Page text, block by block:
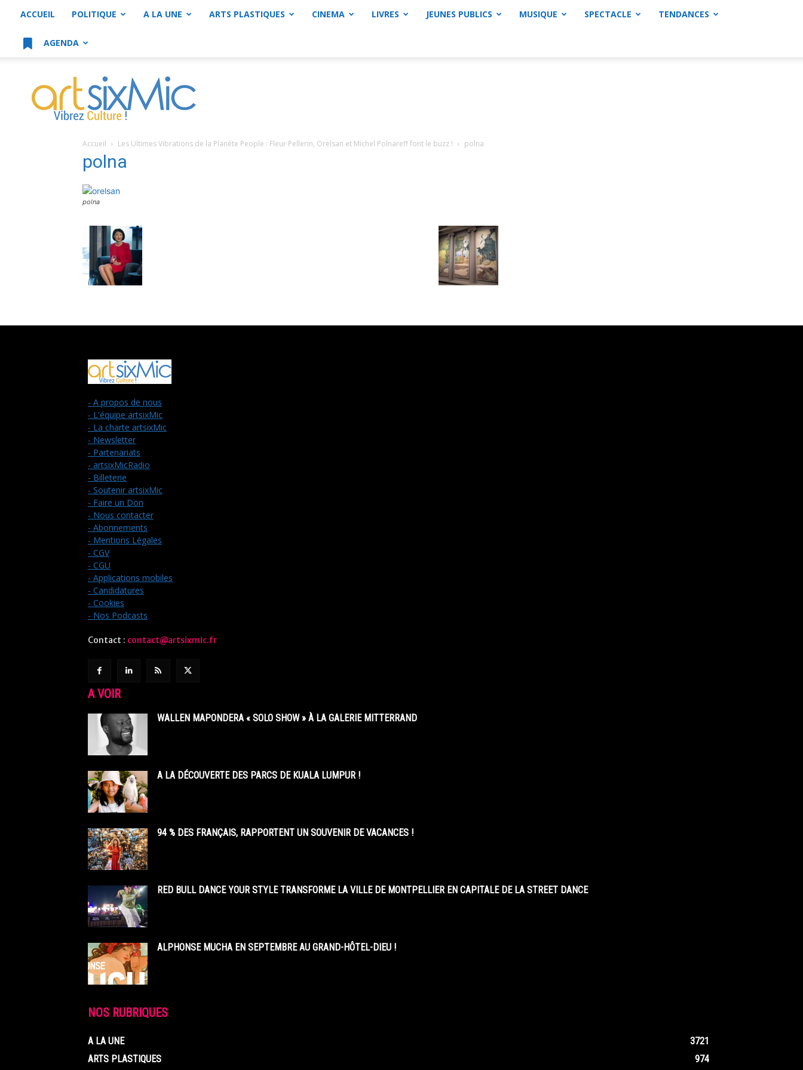
ACCUEIL POLITIQUE A LA UNE ARTS PLASTIQUES CINEMA LIVRES JEUNES PUBLICS MUSIQUE SPECTACLE TENDANCES
AGENDA
artsixMic
Accueil Les Ultimes Vibrations de la Planète People : Fleur Pellerin, Orelsan et Michel Polnareff font le buzz ! polna
polna
polna
- A propos de nous
- L'équipe artsixMic
- La charte artsixMic
- Newsletter
- Partenariats
- artsixMicRadio
- Billeterie
- Soutenir artsixMic
- Faire un Don
- Nous contacter
- Abonnements
- Mentions Légales
- CGV
- CGU
- Applications mobiles
- Candidatures
- Cookies
- Nos Podcasts
Contact : contact@artsixmic.fr
A VOIR
WALLEN MAPONDERA « SOLO SHOW » À LA GALERIE MITTERRAND
A LA DÉCOUVERTE DES PARCS DE KUALA LUMPUR !
94 % DES FRANÇAIS, RAPPORTENT UN SOUVENIR DE VACANCES !
RED BULL DANCE YOUR STYLE TRANSFORME LA VILLE DE MONTPELLIER EN CAPITALE DE LA STREET DANCE
ALPHONSE MUCHA EN SEPTEMBRE AU GRAND-HÔTEL-DIEU !
NOS RUBRIQUES
A LA UNE
3721
ARTS PLASTIQUES
974